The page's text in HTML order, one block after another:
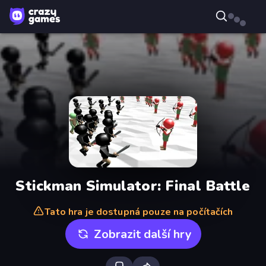
Stickman Simulator: Final Battle
Tato hra je dostupná pouze na počítačích
Zobrazit další hry